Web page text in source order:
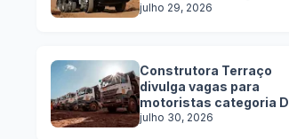
C, D e E
julho 29, 2026
Construtora Terraço
divulga vagas para
motoristas categoria D
julho 30, 2026